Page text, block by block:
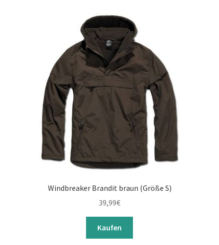
Windbreaker Brandit braun (Größe S)
39,99€
Kaufen